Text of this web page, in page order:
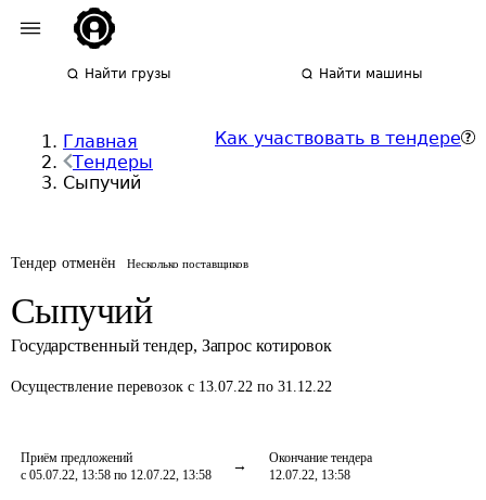
Найти грузы Найти машины
Главная
Тендеры
Сыпучий
Как участвовать в тендере
Тендер отменён Несколько поставщиков
Сыпучий
Государственный тендер, Запрос котировок
Осуществление перевозок с 13.07.22 по 31.12.22
Приём предложений
с 05.07.22, 13:58 по 12.07.22, 13:58
Окончание тендера
12.07.22, 13:58